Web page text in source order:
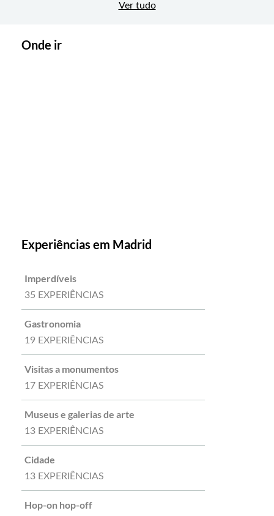
Ver tudo
Onde ir
Experiências em Madrid
Imperdíveis
35 EXPERIÊNCIAS
Gastronomia
19 EXPERIÊNCIAS
Visitas a monumentos
17 EXPERIÊNCIAS
Museus e galerias de arte
13 EXPERIÊNCIAS
Cidade
13 EXPERIÊNCIAS
Hop-on hop-off